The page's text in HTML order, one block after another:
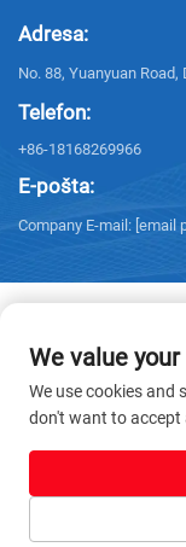
Adresa:
No. 88, Yuanyuan
Telefon:
+86-18168269966
E-pošta:
Company E-mail: [email
Autorska prava © 2025
pridržana. -Politika
We value
We use cookies and
don't want to accept